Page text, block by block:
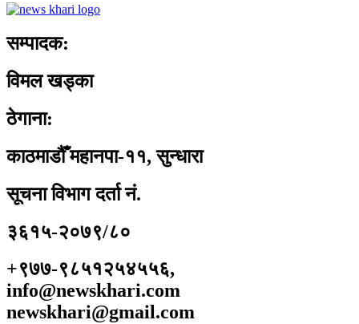
सम्पादक:
विमल खड्का
ठेगाना:
काठमाडौँ महानपा-११, सुन्धारा
सूचना विभाग दर्ता नं.
३६१५-२०७९/८०
+९७७-९८५१२५४५५६,
info@newskhari.com
newskhari@gmail.com